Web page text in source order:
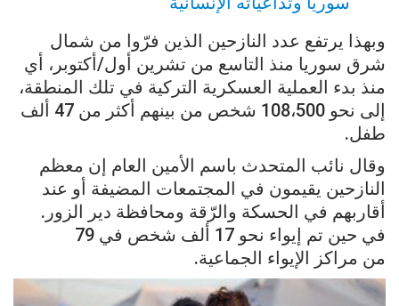
وبهذا يرتفع عدد النازحين الذين فرّوا من شمال
شرق سوريا منذ التاسع من تشرين أول/أكتوبر، أي
منذ بدء العملية العسكرية التركية في تلك المنطقة،
إلى نحو 108،500 شخص من بينهم أكثر من 47 ألف
طفل.
وقال نائب المتحدث باسم الأمين العام إن معظم
النازحين يقيمون في المجتمعات المضيفة أو عند
أقاربهم في الحسكة والرّقة ومحافظة دير الزور.
في حين تم إيواء نحو 17 ألف شخص في 79
من مراكز الإيواء الجماعية.